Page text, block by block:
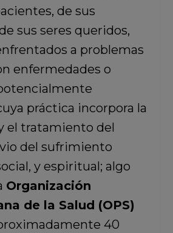
de sus
sus seres queridos,
a problemas
enfermedades o
práctica incorpora la
el tratamiento del
del sufrimiento
y espiritual; algo
Organización
de la Salud (OPS)
40